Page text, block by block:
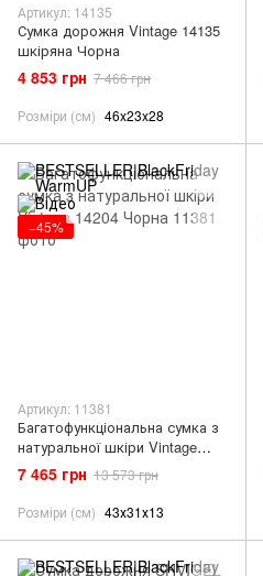
Артикул: 14135
Сумка дорожня Vintage 14135
шкіряна Чорна
4 853 грн 7 466 грн
Розміри (см) 46x23x28
−45%
Артикул: 11381
Багатофункціональна сумка з
натуральної шкіри Vintage
14204 Чорна
7 465 грн 13 573 грн
Розміри (см) 43х31х13